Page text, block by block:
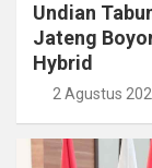
Undian
Jateng
Hybrid
2 Agustus